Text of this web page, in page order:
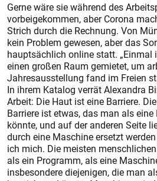
Gerne wäre sie während des
vorbeigekommen, aber Corona
Strich durch die Rechnung. Von
kein Problem gewesen, aber das
hauptsächlich online statt.
einen großen Raum gemietet, um
Jahresausstellung fand im Freien
In ihrem Katalog verrät Alexandra
Arbeit: Die Haut ist eine Barriere.
Barriere ist etwas, das man als
könnte, und auf der anderen Seite
durch eine Maschine ersetzt
ich mich. Die meisten
als ein Programm, als eine
insbesondere diejenigen, die man